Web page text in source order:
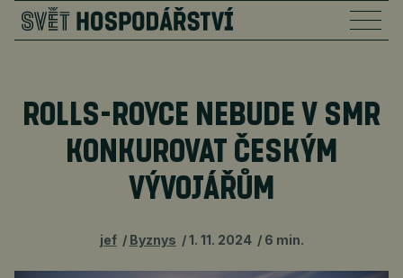
ROLLS-ROYCE NEBUDE V SMR
KONKUROVAT ČESKÝM
VÝVOJÁŘŮM
jef Byznys 1. 11. 2024 6 min.